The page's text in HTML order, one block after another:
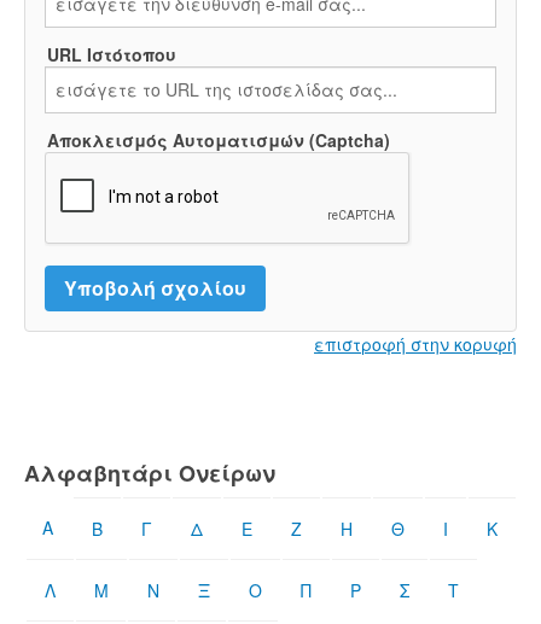
URL Ιστότοπου
Αποκλεισμός Αυτοματισμών (Captcha)
επιστροφή στην κορυφή
Αλφαβητάρι Ονείρων
Α Β Γ Δ Ε Ζ Η Θ Ι Κ
Λ Μ Ν Ξ Ο Π Ρ Σ Τ